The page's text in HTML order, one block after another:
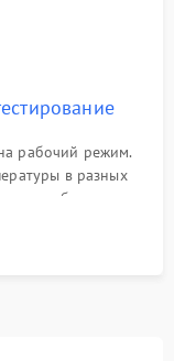
рабочий режим.
в разных
стабильности
корпуса.